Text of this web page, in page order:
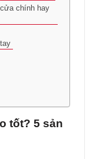
chính hay
tốt? 5 sản